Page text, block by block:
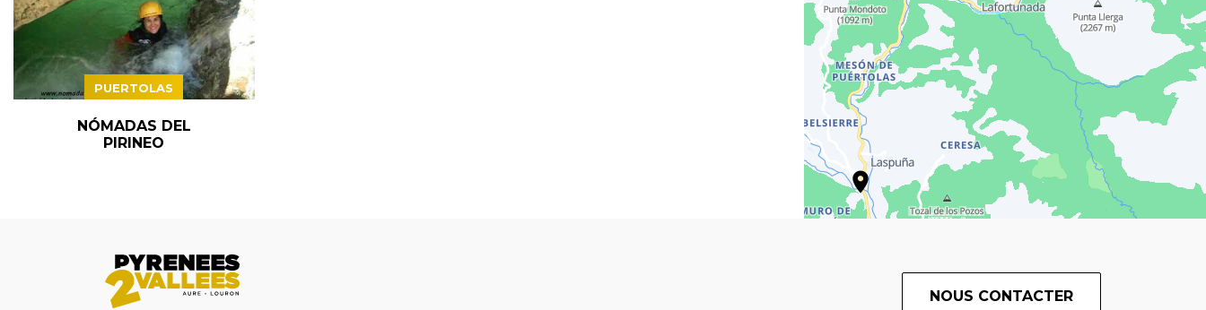
PUERTOLAS
NÓMADAS DEL
PIRINEO
NOUS CONTACTER